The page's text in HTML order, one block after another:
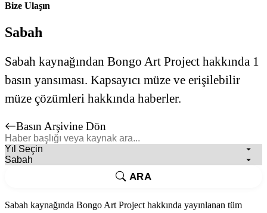
Bize Ulaşın
Sabah
Sabah kaynağından Bongo Art Project hakkında 1
basın yansıması. Kapsayıcı müze ve erişilebilir
müze çözümleri hakkında haberler.
Basın Arşivine Dön
ARA
Sabah kaynağında Bongo Art Project hakkında yayınlanan tüm